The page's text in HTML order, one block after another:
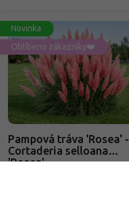
Novinka
Oblíbeno zákazníky❤️
Pampová tráva 'Rosea' -
Cortaderia selloana
'Rosea'